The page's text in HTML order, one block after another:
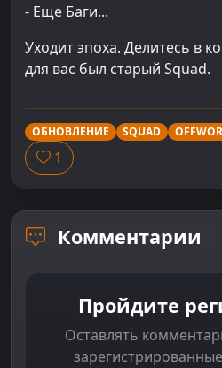
- Еще Баги...
Уходит эпоха. Делитесь в
для вас был старый Squad.
ОБНОВЛЕНИЕ SQUAD
1
Комментарии
Пройдите
Оставлять